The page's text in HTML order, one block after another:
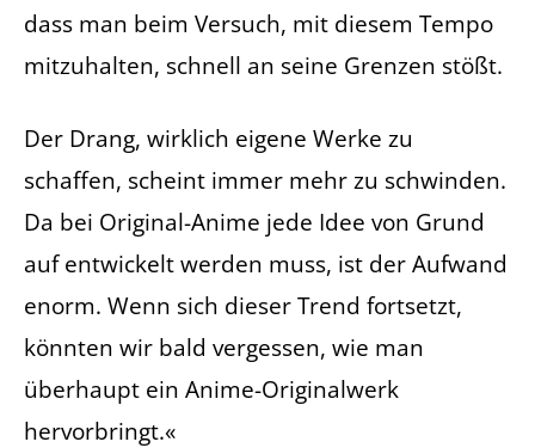
dass man beim Versuch, mit diesem Tempo
mitzuhalten, schnell an seine Grenzen stößt.
Der Drang, wirklich eigene Werke zu
schaffen, scheint immer mehr zu schwinden.
Da bei Original-Anime jede Idee von Grund
auf entwickelt werden muss, ist der Aufwand
enorm. Wenn sich dieser Trend fortsetzt,
könnten wir bald vergessen, wie man
überhaupt ein Anime-Originalwerk
hervorbringt.«